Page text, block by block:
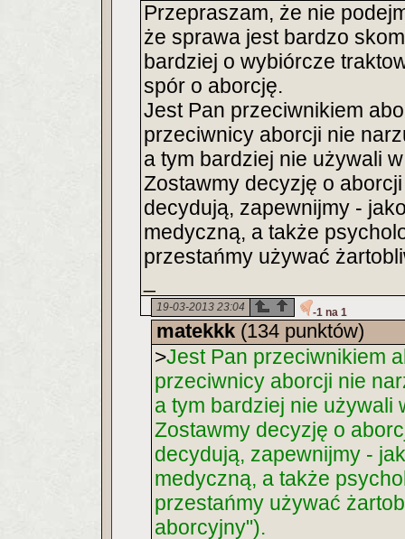
Przepraszam, że nie
że sprawa jest bardzo
bardziej o wybiórcze
spór o aborcję.
Jest Pan przeciwnikiem
przeciwnicy aborcji nie
a tym bardziej nie używali
Zostawmy decyzję o
decydują, zapewnijmy -
medyczną, a także
przestańmy używać
19-03-2013 23:04 -1 na 1
matekkk (134 punktów)
>Jest Pan przeciwnikiem
przeciwnicy aborcji nie
a tym bardziej nie używali
Zostawmy decyzję o
decydują, zapewnijmy -
medyczną, a także
przestańmy używać
aborcyjny").